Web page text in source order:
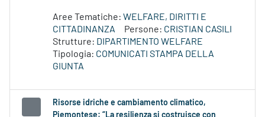
Aree Tematiche: WELFARE, DIRITTI E
CITTADINANZA
Persone: CRISTIAN CASILI
Strutture: DIPARTIMENTO WELFARE
Tipologia: COMUNICATI STAMPA DELLA
GIUNTA
Risorse idriche e cambiamento climatico,